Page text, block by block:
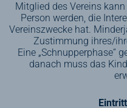
Mitglied des Vereins
Person werden, die
Vereinszwecke hat.
Zustimmung ihres/
Eine „Schnupperphase“
danach muss das